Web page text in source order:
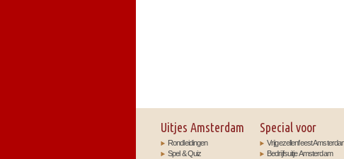
Uitjes Amsterdam
Rondleidingen
Spel & Quiz
Special voor
Vrijgezellenfeest
Bedrijfsuitje Amsterdam